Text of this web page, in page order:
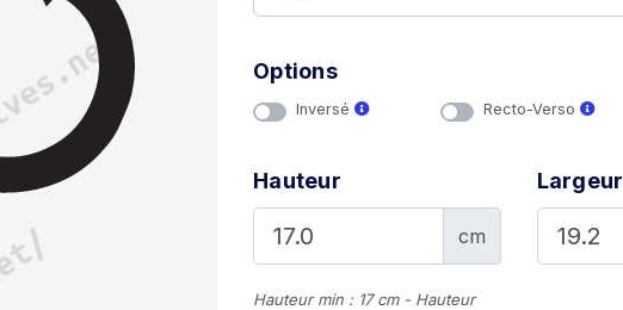
Options
Inversé Recto-Verso
Hauteur
cm
Hauteur min : 17 cm - Hauteur
Largeur